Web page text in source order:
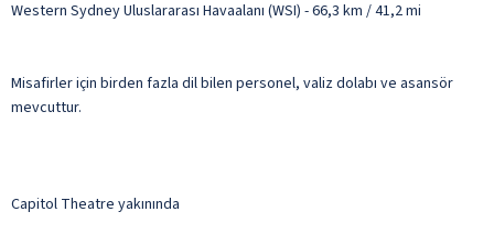
Western Sydney Uluslararası Havaalanı (WSI) - 66,3 km / 41,2 mi
Misafirler için birden fazla dil bilen personel, valiz dolabı ve asansör
mevcuttur.
Capitol Theatre yakınında